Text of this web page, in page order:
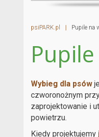
psiPARK.pl Pupile na
Wybieg dla psów
czworonożnym
zaprojektowanie i
powietrzu.
Kiedy projektujemy